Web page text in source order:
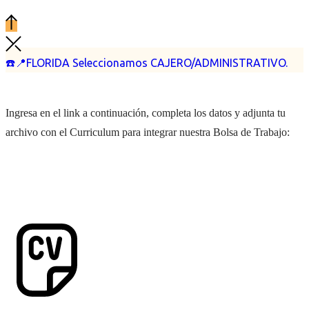
☎️📍FLORIDA Seleccionamos CAJERO/ADMINISTRATIVO.
Ingresa en el link a continuación, completa los datos y adjunta tu
archivo con el Curriculum para integrar nuestra Bolsa de Trabajo: